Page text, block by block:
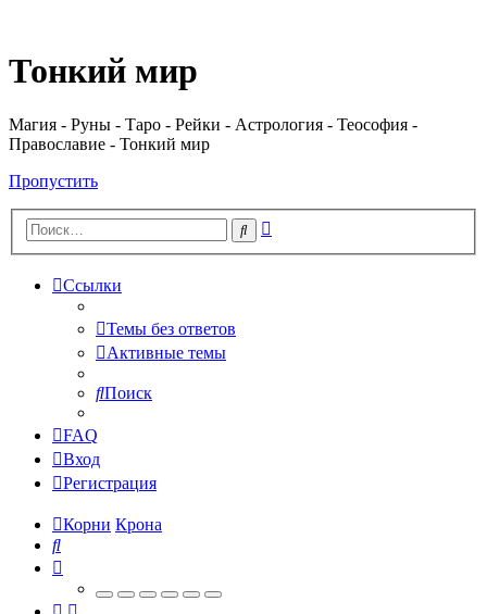
Тонкий мир
Магия - Руны - Таро - Рейки - Астрология - Теософия -
Православие - Тонкий мир
Пропустить
Поиск
Ссылки
Темы без ответов
Активные темы
Поиск
FAQ
Вход
Регистрация
Корни Крона
Поиск